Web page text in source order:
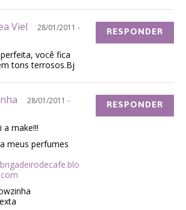
Viel
28/01/2011 -
você fica
tons terrosos.Bj
RESPONDER
28/01/2011 -
a make!!!
meus perfumes
RESPONDER